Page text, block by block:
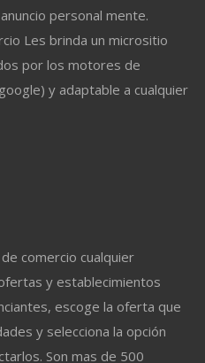
personal mente.
Les brinda un micrositio
por los motores de
y adaptable a cualquier
comercio cualquier
y establecimientos
escoge la oferta que
y selecciona la opción
Son mas de 500